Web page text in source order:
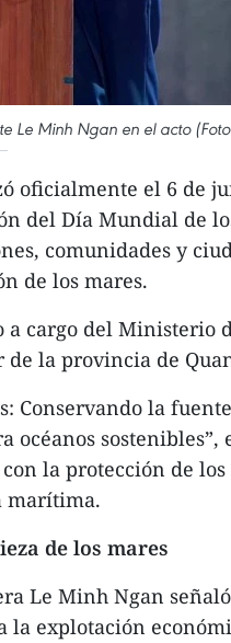
Le Minh Ngan en el acto
oficialmente el 6 de
del Día Mundial de
comunidades y
de los mares.
a cargo del Ministerio
la provincia de
Conservando la
océanos
la protección de los
marítima.
de los mares
Le Minh Ngan
la explotación